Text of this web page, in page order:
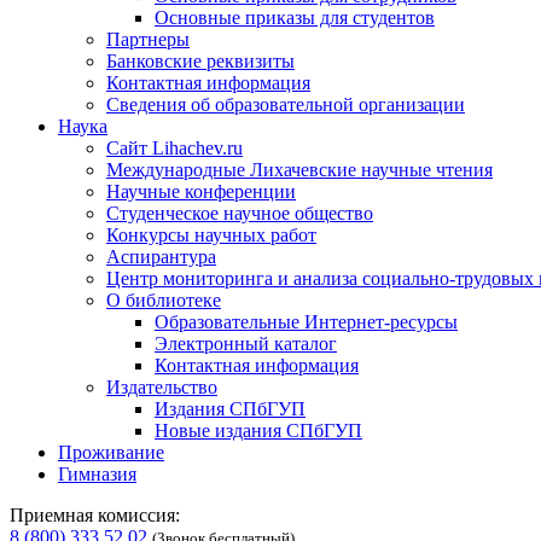
Основные приказы для студентов
Партнеры
Банковские реквизиты
Контактная информация
Сведения об образовательной организации
Наука
Сайт Lihachev.ru
Международные Лихачевские научные чтения
Научные конференции
Студенческое научное общество
Конкурсы научных работ
Аспирантура
Центр мониторинга и анализа социально-трудовых
О библиотеке
Образовательные Интернет-ресурсы
Электронный каталог
Контактная информация
Издательство
Издания СПбГУП
Новые издания СПбГУП
Проживание
Гимназия
Приемная комиссия:
8 (800) 333 52 02